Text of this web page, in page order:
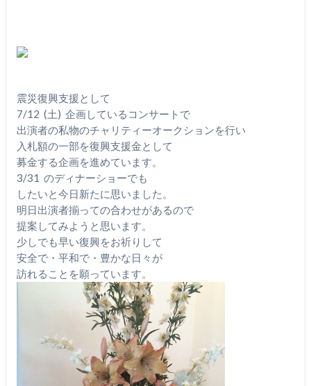
震災復興支援として
7/12 (土) 企画しているコンサートで
出演者の私物のチャリティーオークションを行い
入札額の一部を復興支援金として
募金する企画を進めています。
3/31 のディナーショーでも
したいと今日新たに思いました。
明日出演者揃っての合わせがあるので
提案してみようと思います。
少しでも早い復興をお祈りして
安全で・平和で・豊かな日々が
訪れることを願っています。